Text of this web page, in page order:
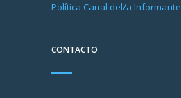
Política Canal del/a Informante
CONTACTO